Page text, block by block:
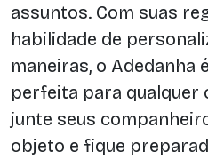
assuntos. Com suas
habilidade de
maneiras, o Adedanha
perfeita para qualquer
junte seus
objeto e fique